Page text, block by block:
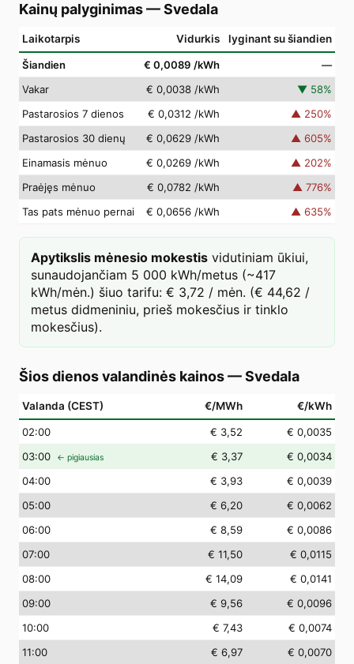
Kainų palyginimas—Svedala
Laikotarpis Vidurkis lyginant su šiandien
Šiandien € 0,0089 /kWh
—
Vakar
€ 0,0038 /kWh ▼ 58%
Pastarosios 7 dienos
€ 0,0312 /kWh ▲ 250%
Pastarosios 30 dienų
€ 0,0629 /kWh ▲ 605%
Einamasis mėnuo
€ 0,0269 /kWh ▲ 202%
Praėjęs mėnuo
€ 0,0782 /kWh ▲ 776%
Tas pats mėnuo pernai
€ 0,0656 /kWh ▲ 635%
Apytikslis mėnesio mokestis vidutiniam ūkiui,
sunaudojančiam 5 000 kWh/metus (~417
kWh/mėn.) šiuo tarifu: € 3,72 / mėn. (€ 44,62 /
metus didmeniniu, prieš mokesčius ir tinklo
mokesčius).
Šios dienos valandinės kainos—Svedala
Valanda (CEST) €/MWh €/kWh
02:00 € 3,52
€ 0,0035
03:00 ← pigiausias € 3,37
€ 0,0034
04:00 € 3,93
€ 0,0039
05:00 € 6,20
€ 0,0062
06:00 € 8,59
€ 0,0086
07:00 € 11,50
€ 0,0115
08:00 € 14,09
€ 0,0141
09:00 € 9,56
€ 0,0096
10:00 € 7,43
€ 0,0074
11:00 € 6,97
€ 0,0070